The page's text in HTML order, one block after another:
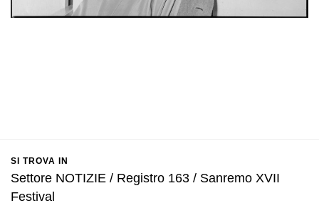
SI TROVA IN
Settore NOTIZIE / Registro 163 / Sanremo XVII
Festival